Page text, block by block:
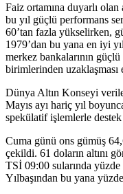
Faiz ortamına duyarlı
bu yıl güçlü performans
60’tan fazla yükselirken,
1979’dan bu yana en iyi
merkez bankalarının güçlü
birimlerinden
Dünya Altın Konseyi
Mayıs ayı hariç yıl
spekülatif işlemlerle
Cuma günü ons gümüş
çekildi. 61 doların altını
TSİ 09:00 sularında
Yılbaşından bu yana